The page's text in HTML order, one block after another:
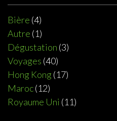
Bière (4)
Autre (1)
Dégustation (3)
Voyages (40)
Hong Kong (17)
Maroc(12)
Royaume Uni (11)